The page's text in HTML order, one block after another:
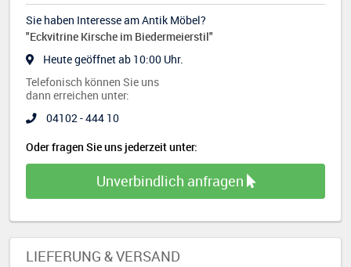
Sie haben Interesse am Antik Möbel?
"Eckvitrine Kirsche im Biedermeierstil"
Heute geöffnet ab 10:00 Uhr.
Telefonisch können Sie uns
dann erreichen unter:
04102 - 444 10
Oder fragen Sie uns jederzeit unter:
Unverbindlich anfragen
LIEFERUNG & VERSAND